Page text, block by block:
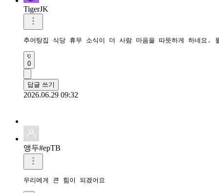
TigerJK
추어탕집 식당 휴무 소식이 더 사람 마음을 따뜻하게 하네요.
0
답글 쓰기
2026.06.29 09:32
앵두#epTB
우리에게 큰 힘이 되겠어요